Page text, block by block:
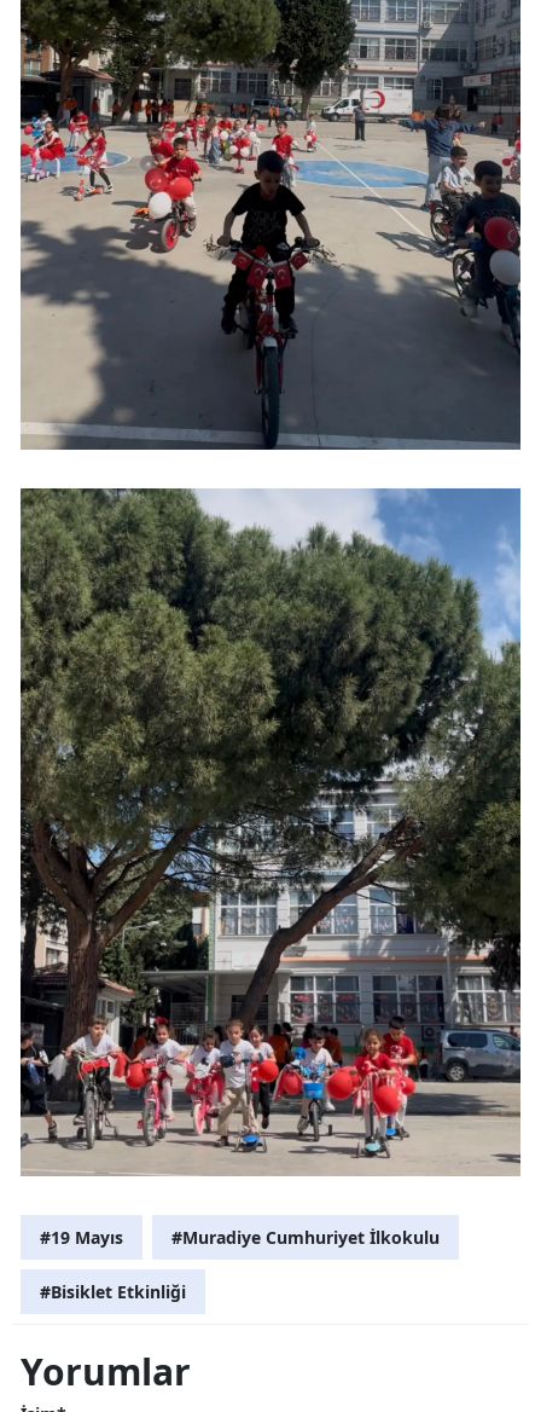
#19 Mayıs #Muradiye Cumhuriyet İlkokulu
#Bisiklet Etkinliği
Yorumlar